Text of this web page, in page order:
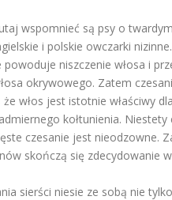
wspomnieć są psy o
i polskie owczarki
niszczenie włosa i
okrywowego. Zatem
włos jest istotnie właściwy
kołtunienia.
czesanie jest nieodzowne.
skończą się zdecydowanie
sierści niesie ze sobą nie